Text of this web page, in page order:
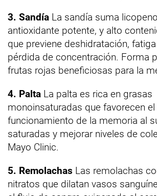
3. Sandía La sandía suma
antioxidante potente, y alto
que previene deshidratación,
pérdida de concentración. Forma
frutas rojas beneficiosas para la
4. Palta La palta es rica en grasas
monoinsaturadas que favorecen el
funcionamiento de la memoria al
saturadas y mejorar niveles de
Mayo Clinic.
5. Remolachas Las remolachas
nitratos que dilatan vasos